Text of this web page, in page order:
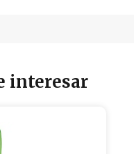
interesar